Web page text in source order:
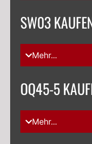
SW03
Mehr...
OQ45-5
Mehr...